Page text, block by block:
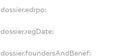
dossier.edrpo:
dossier.regDate:
dossier.foundersAndBenef: